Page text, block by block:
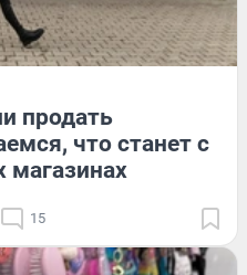
продать
что станет с
магазинах
15